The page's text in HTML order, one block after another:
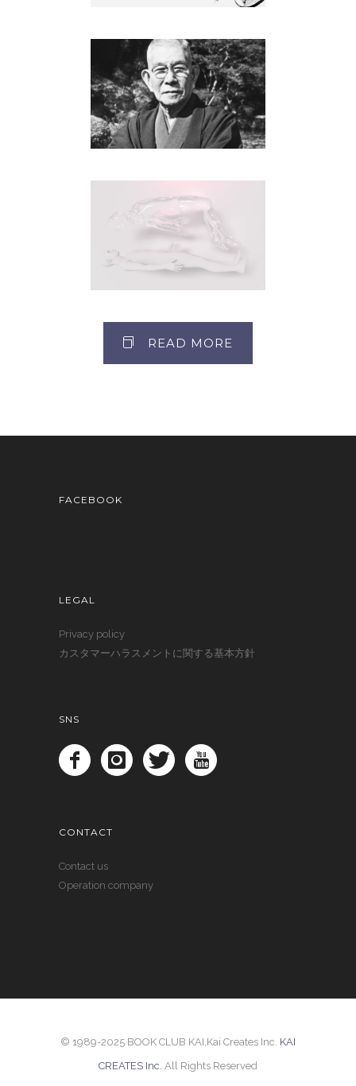
中村天風
People
ロバート・Ａ・モンロー
People
READ MORE
FACEBOOK
LEGAL
Privacy policy
カスタマーハラスメントに関する基本方針
SNS
CONTACT
Contact us
Operation company
© 1989-2025 BOOK CLUB KAI,Kai Creates Inc. KAI
CREATES Inc. All Rights Reserved